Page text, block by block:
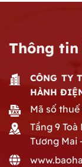
Thông tin
CÔNG TY
HÀNH
Mã số thuế
Tầng 9
Tương Mai